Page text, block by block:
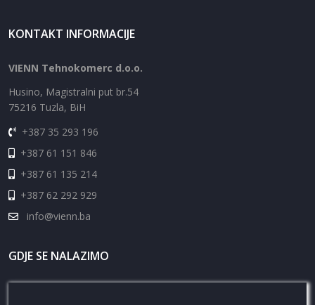
KONTAKT INFORMACIJE
VIENN Tehnokomerc d.o.o.
Husino, Magistralni put br.54
75216 Tuzla, BiH
+387 35 293 196
+387 61 151 846
+387 61 135 214
+387 62 292 929
info@vienn.ba
GDJE SE NALAZIMO